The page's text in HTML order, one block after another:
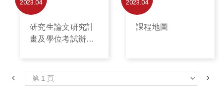
04
2023
研究生論文研究計
畫及學位考試辦理
04
2023
課程地圖